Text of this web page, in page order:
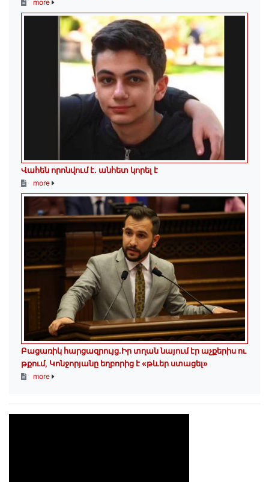
more
Վահեն որոնվում է․ անհետ կորել է
more
Բացառիկ հարցազրույց.Իր տղան նայում էր աչքերիս ու
թքում, Կոնջորյանը եղբորից է «թևեր ստացել»
more